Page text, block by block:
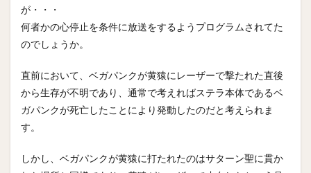
が・・・
何者かの心停止を条件に放送をするようプログラムされてた
のでしょうか。
直前において、ベガパンクが黄猿にレーザーで撃たれた直後
から生存が不明であり、通常で考えればステラ本体であるベ
ガパンクが死亡したことにより発動したのだと考えられま
す。
しかし、ベガパンクが黄猿に打たれたのはサターン聖に貫か